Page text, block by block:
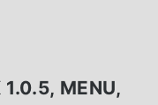
MENU,